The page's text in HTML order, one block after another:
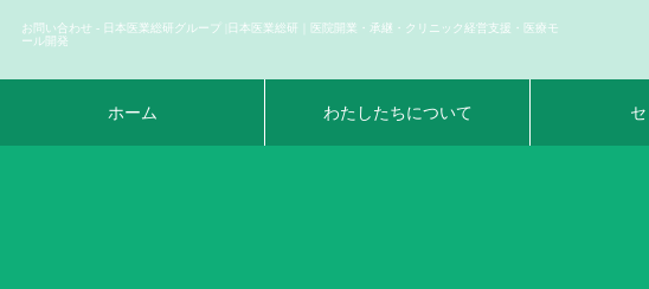
お問い合わせ - 日本医業総研グループ |日本医業総研｜医院開業・承継・クリニック経営支援・医療モ
ール開発
ホーム わたしたちについて